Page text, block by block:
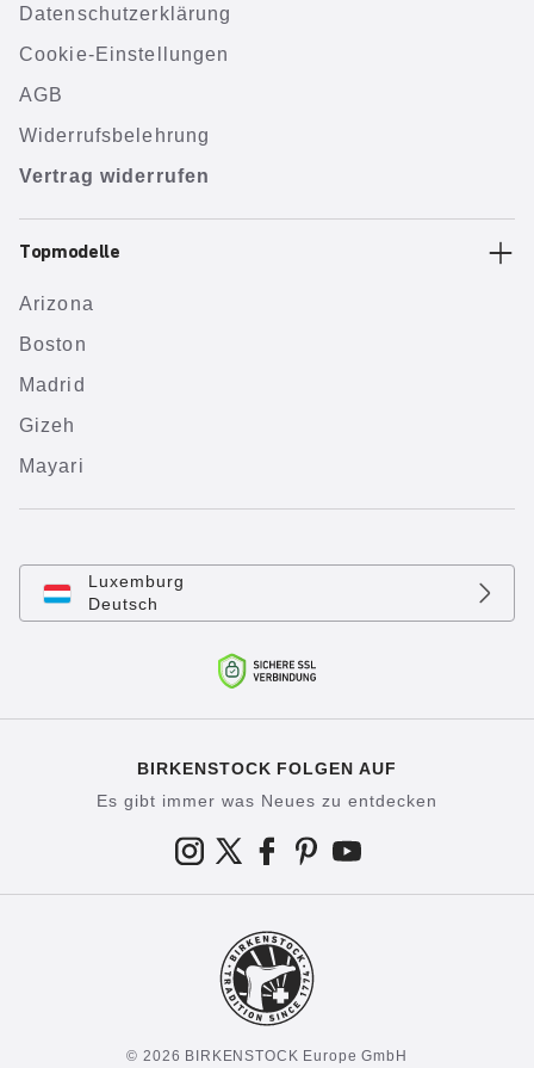
Datenschutzerklärung
Cookie-Einstellungen
AGB
Widerrufsbelehrung
Vertrag widerrufen
Topmodelle
Arizona
Boston
Madrid
Gizeh
Mayari
Luxemburg
Deutsch
BIRKENSTOCK FOLGEN AUF
Es gibt immer was Neues zu entdecken
© 2026 BIRKENSTOCK Europe GmbH